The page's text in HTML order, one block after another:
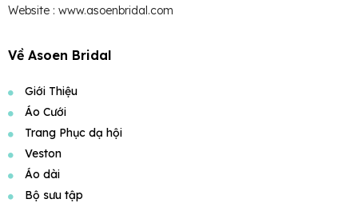
Website : www.asoenbridal.com
Về Asoen Bridal
Giới Thiệu
Áo Cưới
Trang Phục dạ hội
Veston
Áo dài
Bộ sưu tập